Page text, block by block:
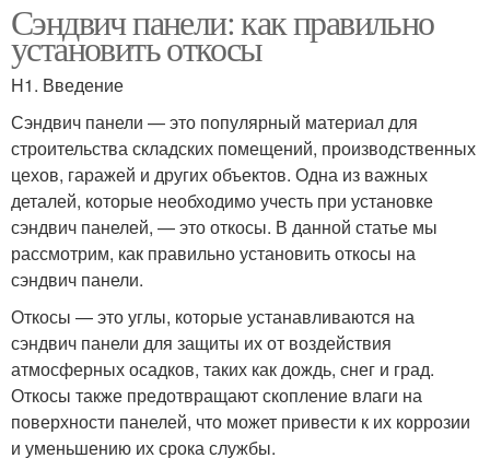
Сэндвич панели: как правильно
установить откосы
H1. Введение
Сэндвич панели — это популярный материал для
строительства складских помещений, производственных
цехов, гаражей и других объектов. Одна из важных
деталей, которые необходимо учесть при установке
сэндвич панелей, — это откосы. В данной статье мы
рассмотрим, как правильно установить откосы на
сэндвич панели.
Откосы — это углы, которые устанавливаются на
сэндвич панели для защиты их от воздействия
атмосферных осадков, таких как дождь, снег и град.
Откосы также предотвращают скопление влаги на
поверхности панелей, что может привести к их коррозии
и уменьшению их срока службы.